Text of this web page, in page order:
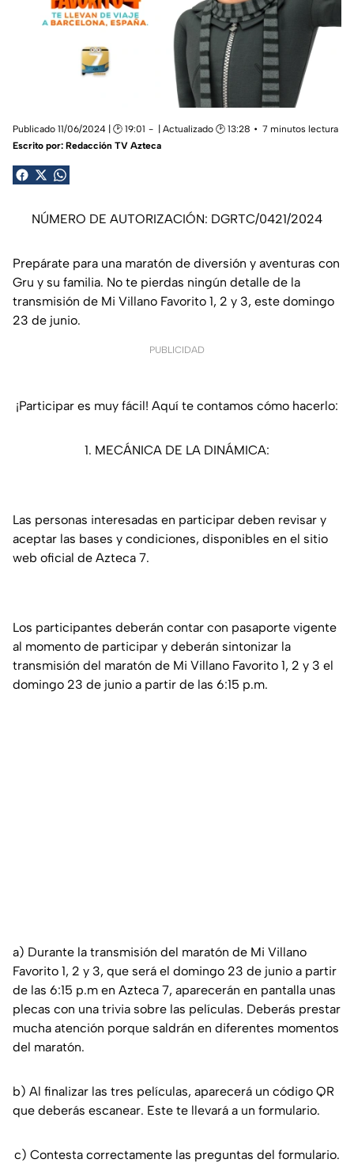
Publicado 11/06/2024 | 🕑 19:01 | Actualizado 🕑 13:28
7 minutos lectura
Escrito por: Redacción TV Azteca
NÚMERO DE AUTORIZACIÓN: DGRTC/0421/2024
Prepárate para una maratón de diversión y aventuras con
Gru y su familia. No te pierdas ningún detalle de la
transmisión de Mi Villano Favorito 1, 2 y 3, este domingo
23 de junio.
PUBLICIDAD
¡Participar es muy fácil! Aquí te contamos cómo hacerlo:
1. MECÁNICA DE LA DINÁMICA:
Las personas interesadas en participar deben revisar y
aceptar las bases y condiciones, disponibles en el sitio
web oficial de Azteca 7.
Los participantes deberán contar con pasaporte vigente
al momento de participar y deberán sintonizar la
transmisión del maratón de Mi Villano Favorito 1, 2 y 3 el
domingo 23 de junio a partir de las 6:15 p.m.
a) Durante la transmisión del maratón de Mi Villano
Favorito 1, 2 y 3, que será el domingo 23 de junio a partir
de las 6:15 p.m en Azteca 7, aparecerán en pantalla unas
plecas con una trivia sobre las películas. Deberás prestar
mucha atención porque saldrán en diferentes momentos
del maratón.
b) Al finalizar las tres películas, aparecerá un código QR
que deberás escanear. Este te llevará a un formulario.
c) Contesta correctamente las preguntas del formulario.